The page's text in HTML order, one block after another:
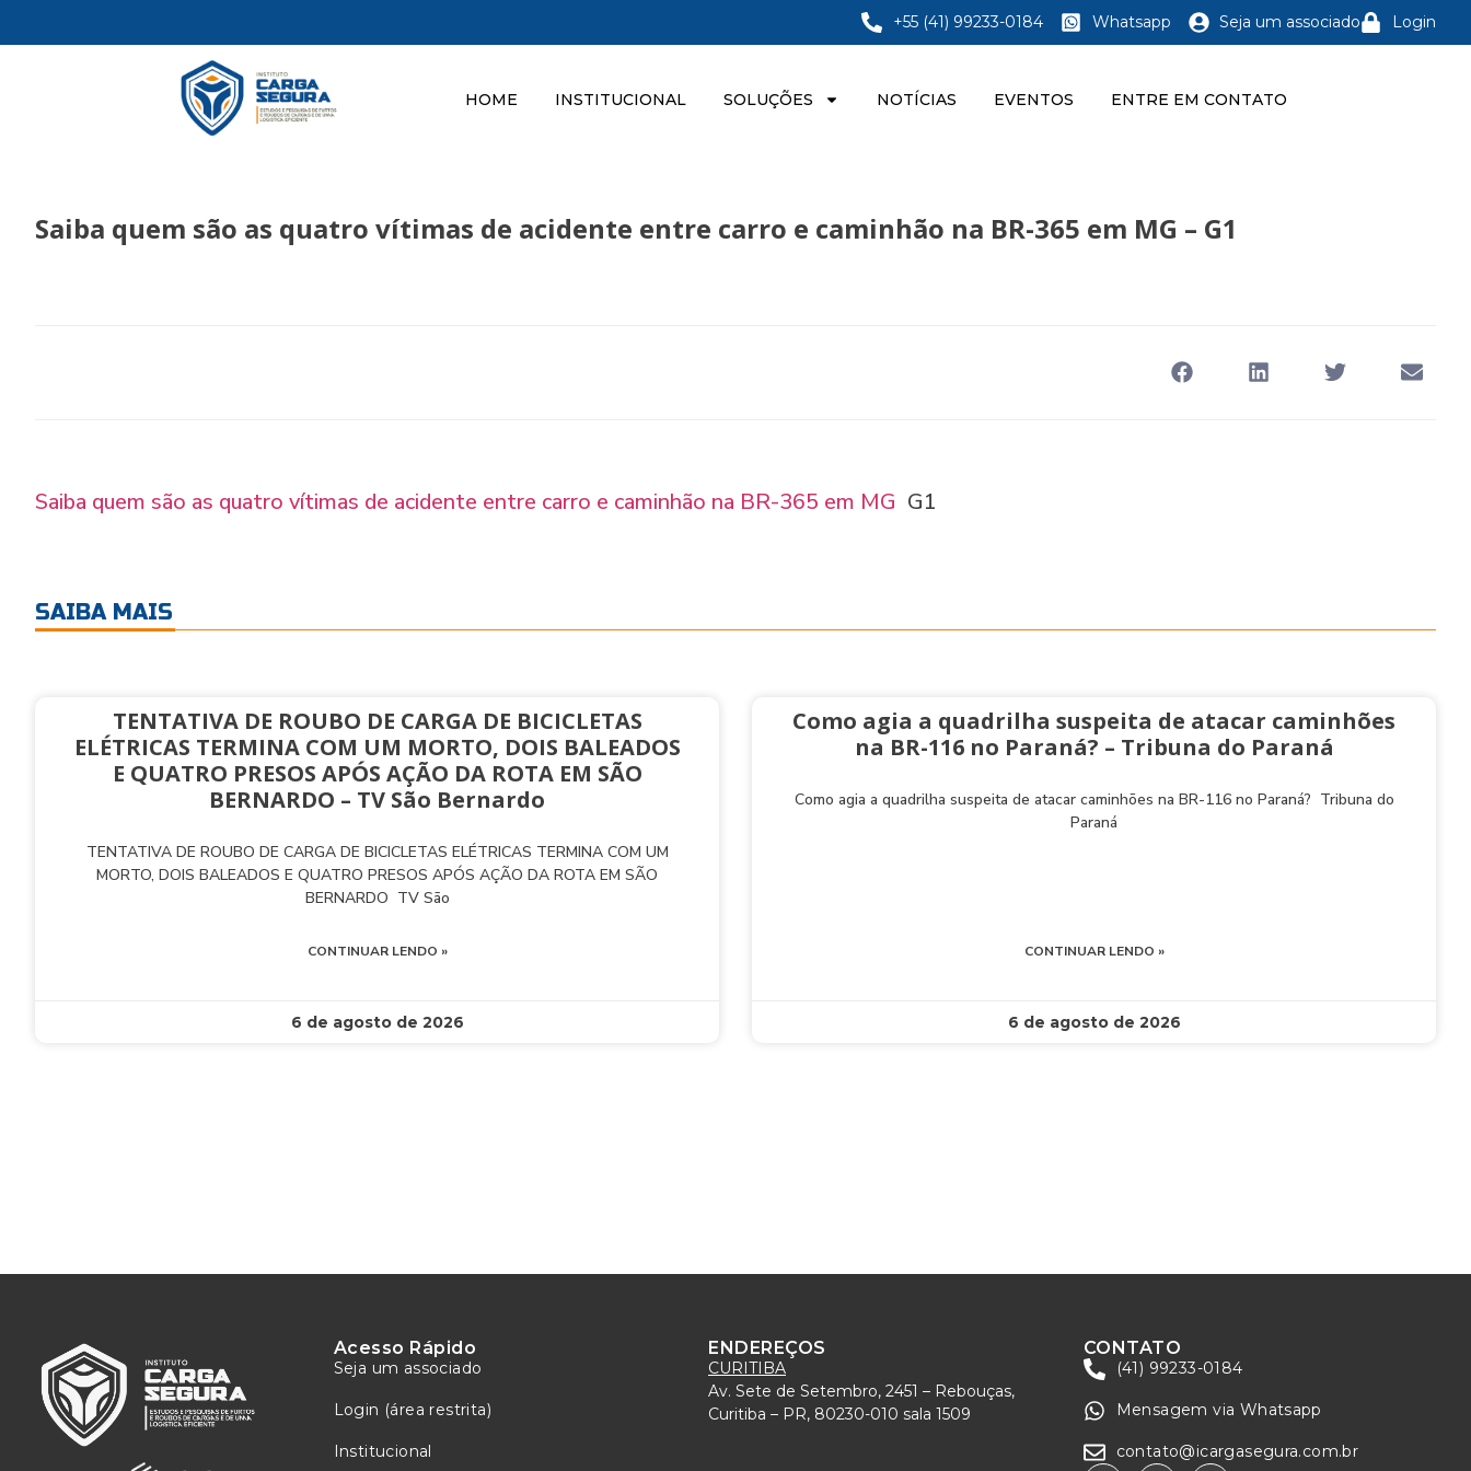
+55 (41) 99233-0184 Whatsapp Seja um associado Login
HOME INSTITUCIONAL SOLUÇÕES NOTÍCIAS EVENTOS ENTRE EM CONTATO
Saiba quem são as quatro vítimas de acidente entre carro e caminhão na BR-365 em MG – G1
Saiba quem são as quatro vítimas de acidente entre carro e caminhão na BR-365 em MG G1
SAIBA MAIS
TENTATIVA DE ROUBO DE CARGA DE BICICLETAS
ELÉTRICAS TERMINA COM UM MORTO, DOIS BALEADOS
E QUATRO PRESOS APÓS AÇÃO DA ROTA EM SÃO
BERNARDO – TV São Bernardo
TENTATIVA DE ROUBO DE CARGA DE BICICLETAS ELÉTRICAS TERMINA COM UM
MORTO, DOIS BALEADOS E QUATRO PRESOS APÓS AÇÃO DA ROTA EM SÃO
BERNARDO TV São
CONTINUAR LENDO »
6 de agosto de 2026
Como agia a quadrilha suspeita de atacar caminhões
na BR-116 no Paraná? – Tribuna do Paraná
Como agia a quadrilha suspeita de atacar caminhões na BR-116 no Paraná? Tribuna do
Paraná
CONTINUAR LENDO »
6 de agosto de 2026
Acesso Rápido
Seja um associado
Login (área restrita)
Institucional
ENDEREÇOS
CURITIBA
Av. Sete de Setembro, 2451 – Rebouças,
Curitiba – PR, 80230-010 sala 1509
CONTATO
(41) 99233-0184
Mensagem via Whatsapp
contato@icargasegura.com.br